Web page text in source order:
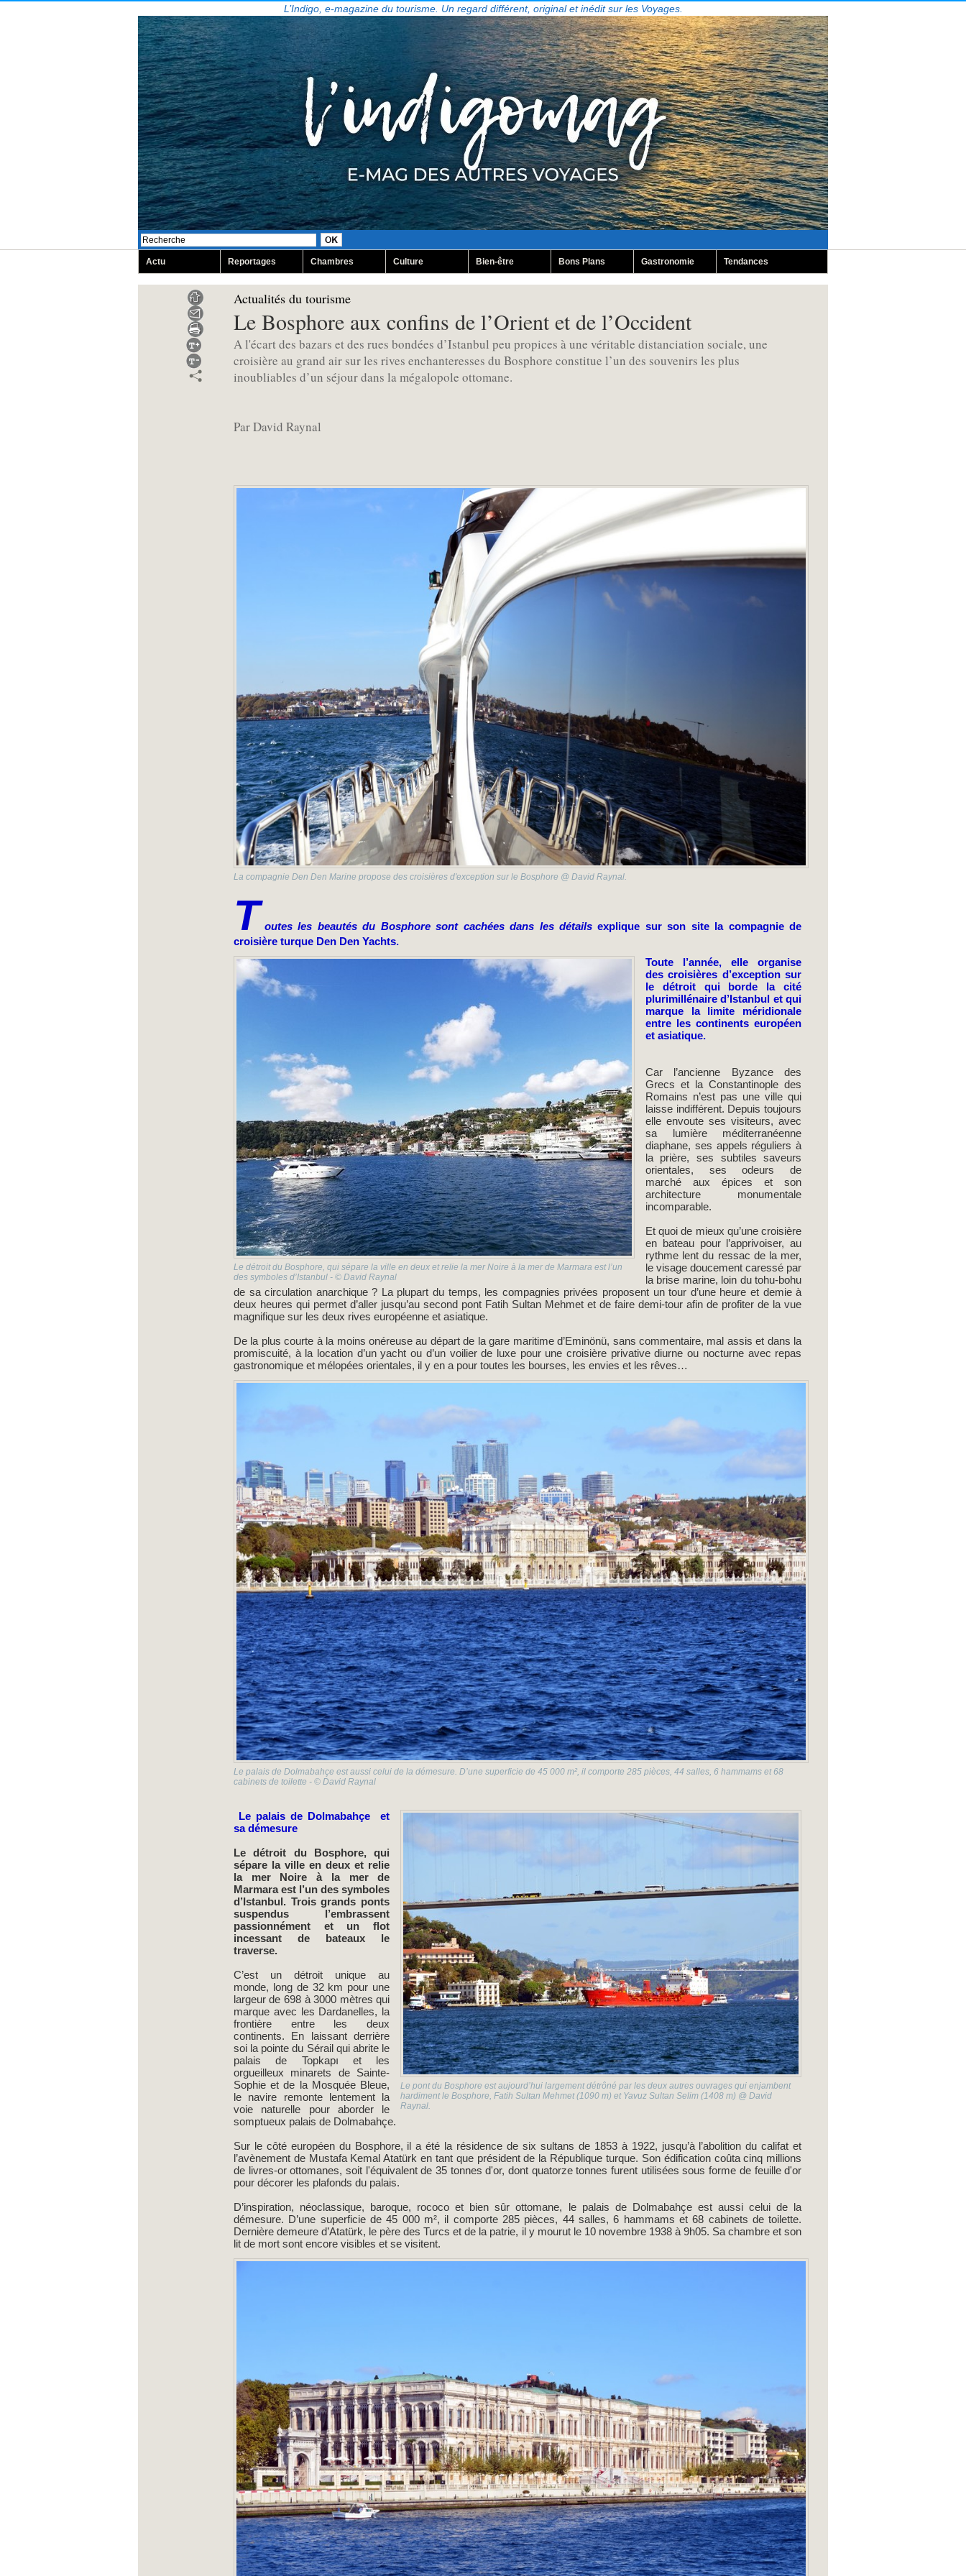
L’Indigo, e-magazine du tourisme. Un regard différent, original et inédit sur les Voyages.
Actu Reportages Chambres Culture Bien-être Bons Plans Gastronomie Tendances
Actualités du tourisme
Le Bosphore aux confins de l’Orient et de l’Occident
A l'écart des bazars et des rues bondées d’Istanbul peu propices à une véritable distanciation sociale, une
croisière au grand air sur les rives enchanteresses du Bosphore constitue l’un des souvenirs les plus
inoubliables d’un séjour dans la mégalopole ottomane.
Par David Raynal
La compagnie Den Den Marine propose des croisières d'exception sur le Bosphore @ David Raynal.
T outes les beautés du Bosphore sont cachées dans les détails explique sur son site la compagnie de
croisière turque Den Den Yachts.
Le détroit du Bosphore, qui sépare la ville en deux et relie la mer Noire à la mer de Marmara est l’un
des symboles d’Istanbul - © David Raynal
Toute l’année, elle organise
des croisières d’exception sur
le détroit qui borde la cité
plurimillénaire d’Istanbul et qui
marque la limite méridionale
entre les continents européen
et asiatique.
Car l’ancienne Byzance des
Grecs et la Constantinople des
Romains n’est pas une ville qui
laisse indifférent. Depuis toujours
elle envoute ses visiteurs, avec
sa lumière méditerranéenne
diaphane, ses appels réguliers à
la prière, ses subtiles saveurs
orientales, ses odeurs de
marché aux épices et son
architecture monumentale
incomparable.
Et quoi de mieux qu’une croisière
en bateau pour l’apprivoiser, au
rythme lent du ressac de la mer,
le visage doucement caressé par
la brise marine, loin du tohu-bohu
de sa circulation anarchique ? La plupart du temps, les compagnies privées proposent un tour d’une heure et demie à
deux heures qui permet d’aller jusqu’au second pont Fatih Sultan Mehmet et de faire demi-tour afin de profiter de la vue
magnifique sur les deux rives européenne et asiatique.
De la plus courte à la moins onéreuse au départ de la gare maritime d’Eminönü, sans commentaire, mal assis et dans la
promiscuité, à la location d’un yacht ou d’un voilier de luxe pour une croisière privative diurne ou nocturne avec repas
gastronomique et mélopées orientales, il y en a pour toutes les bourses, les envies et les rêves…
Le palais de Dolmabahçe est aussi celui de la démesure. D’une superficie de 45 000 m², il comporte 285 pièces, 44 salles, 6 hammams et 68
cabinets de toilette - © David Raynal
Le pont du Bosphore est aujourd’hui largement détrôné par les deux autres ouvrages qui enjambent
hardiment le Bosphore, Fatih Sultan Mehmet (1090 m) et Yavuz Sultan Selim (1408 m) @ David
Raynal.
Le palais de Dolmabahçe et
sa démesure
Le détroit du Bosphore, qui
sépare la ville en deux et relie
la mer Noire à la mer de
Marmara est l’un des symboles
d’Istanbul. Trois grands ponts
suspendus l’embrassent
passionnément et un flot
incessant de bateaux le
traverse.
C’est un détroit unique au
monde, long de 32 km pour une
largeur de 698 à 3000 mètres qui
marque avec les Dardanelles, la
frontière entre les deux
continents. En laissant derrière
soi la pointe du Sérail qui abrite le
palais de Topkapı et les
orgueilleux minarets de Sainte-
Sophie et de la Mosquée Bleue,
le navire remonte lentement la
voie naturelle pour aborder le
somptueux palais de Dolmabahçe.
Sur le côté européen du Bosphore, il a été la résidence de six sultans de 1853 à 1922, jusqu’à l’abolition du califat et
l’avènement de Mustafa Kemal Atatürk en tant que président de la République turque. Son édification coûta cinq millions
de livres-or ottomanes, soit l'équivalent de 35 tonnes d'or, dont quatorze tonnes furent utilisées sous forme de feuille d'or
pour décorer les plafonds du palais.
D’inspiration, néoclassique, baroque, rococo et bien sûr ottomane, le palais de Dolmabahçe est aussi celui de la
démesure. D’une superficie de 45 000 m², il comporte 285 pièces, 44 salles, 6 hammams et 68 cabinets de toilette.
Dernière demeure d’Atatürk, le père des Turcs et de la patrie, il y mourut le 10 novembre 1938 à 9h05. Sa chambre et son
lit de mort sont encore visibles et se visitent.